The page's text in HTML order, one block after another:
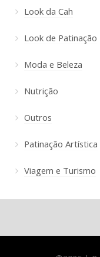
Look da Cah
Look de Patinação
Moda e Beleza
Nutrição
Outros
Patinação Artística
Viagem e Turismo